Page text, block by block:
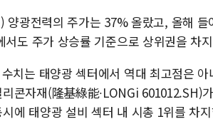
양광전력의 주가는 37% 올랐고, 올해
도 주가 상승률 기준으로 상위권을 차
치는 태양광 섹터에서 역대 최고점은
콘자재(隆基綠能∙LONGi 601012.SH)
에 태양광 설비 섹터 내 시총 1위를 차